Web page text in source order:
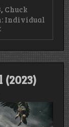
, Chuck
Individual
on
Thought
Patterns
(2023)